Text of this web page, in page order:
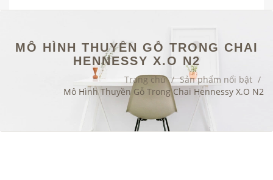
MÔ HÌNH THUYỀN GỖ TRONG CHAI
HENNESSY X.O N2
Trang chủ / Sản phẩm nổi bật /
Mô Hình Thuyền Gỗ Trong Chai Hennessy X.O N2